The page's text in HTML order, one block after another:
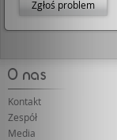
Zgłoś problem
Kontakt
Zespół
Media